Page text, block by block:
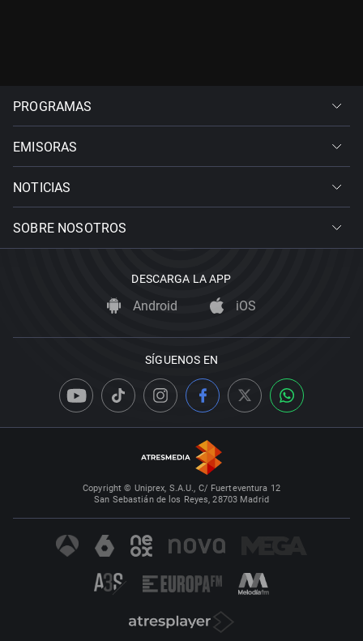
PROGRAMAS
EMISORAS
NOTICIAS
SOBRE NOSOTROS
DESCARGA LA APP
Android iOS
SÍGUENOS EN
Copyright © Uniprex, S.A.U., C/ Fuerteventura 12
San Sebastián de los Reyes, 28703 Madrid